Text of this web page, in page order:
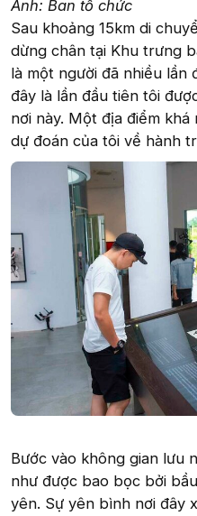
Ảnh: Ban tổ chức
Sau khoảng 15km di
dừng chân tại Khu trưng
là một người đã nhiều lần
đây là lần đầu tiên tôi
nơi này. Một địa điểm
dự đoán của tôi về hành
Bước vào không gian lưu
như được bao bọc bởi
yên. Sự yên bình nơi đây